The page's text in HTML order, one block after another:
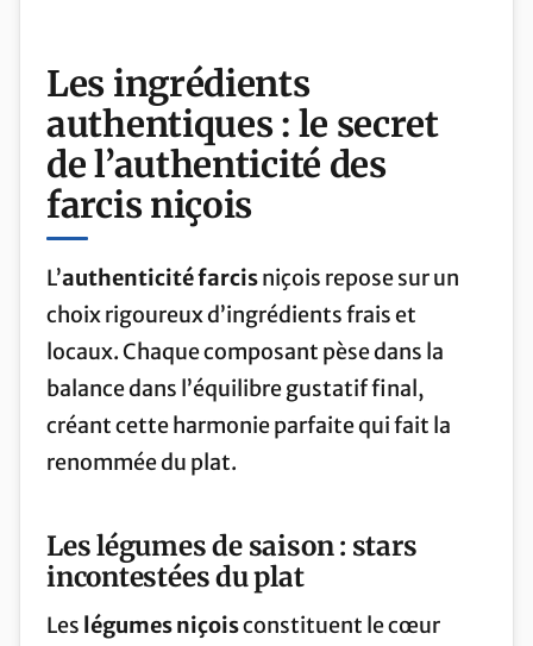
Les ingrédients
authentiques : le secret
de l’authenticité des
farcis niçois
L’authenticité farcisniçois repose sur un
choix rigoureux d’ingrédients frais et
locaux. Chaque composant pèse dans la
balance dans l’équilibre gustatif final,
créant cette harmonie parfaite qui fait la
renommée du plat.
Les légumes de saison : stars
incontestées du plat
Les légumes niçoisconstituent le cœur